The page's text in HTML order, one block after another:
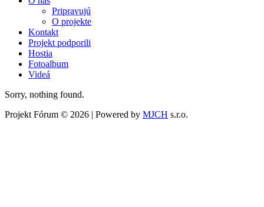
Pripravujú
O projekte
Kontakt
Projekt podporili
Hostia
Fotoalbum
Videá
Sorry, nothing found.
Projekt Fórum © 2026 | Powered by MJCH s.r.o.